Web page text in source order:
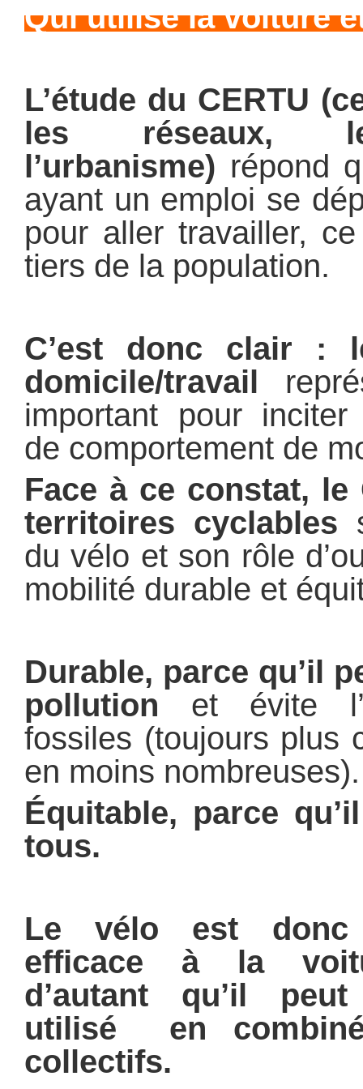
Qui utilise la voiture
L’étude du CERTU
les réseaux,
l’urbanisme) répond
ayant un emploi se
pour aller travailler,
tiers de la population.
C’est donc clair :
domicile/travail
important pour
de comportement de
Face à ce constat,
territoires cyclables
du vélo et son rôle
mobilité durable et
Durable, parce qu’il
pollution et évite
fossiles (toujours plus
en moins nombreuses).
Équitable, parce
tous.
Le vélo est donc
efficace à la
d’autant qu’il
utilisé en
collectifs.